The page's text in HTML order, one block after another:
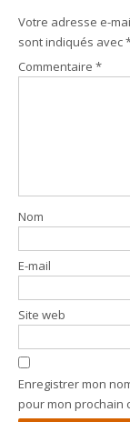
Votre adresse e-
sont indiqués avec
Commentaire *
Nom
E-mail
Site web
Enregistrer mon
pour mon prochain